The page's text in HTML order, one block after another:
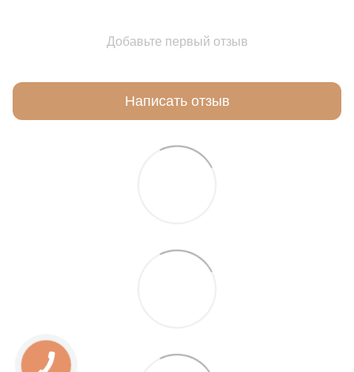
Добавьте первый отзыв
Написать отзыв